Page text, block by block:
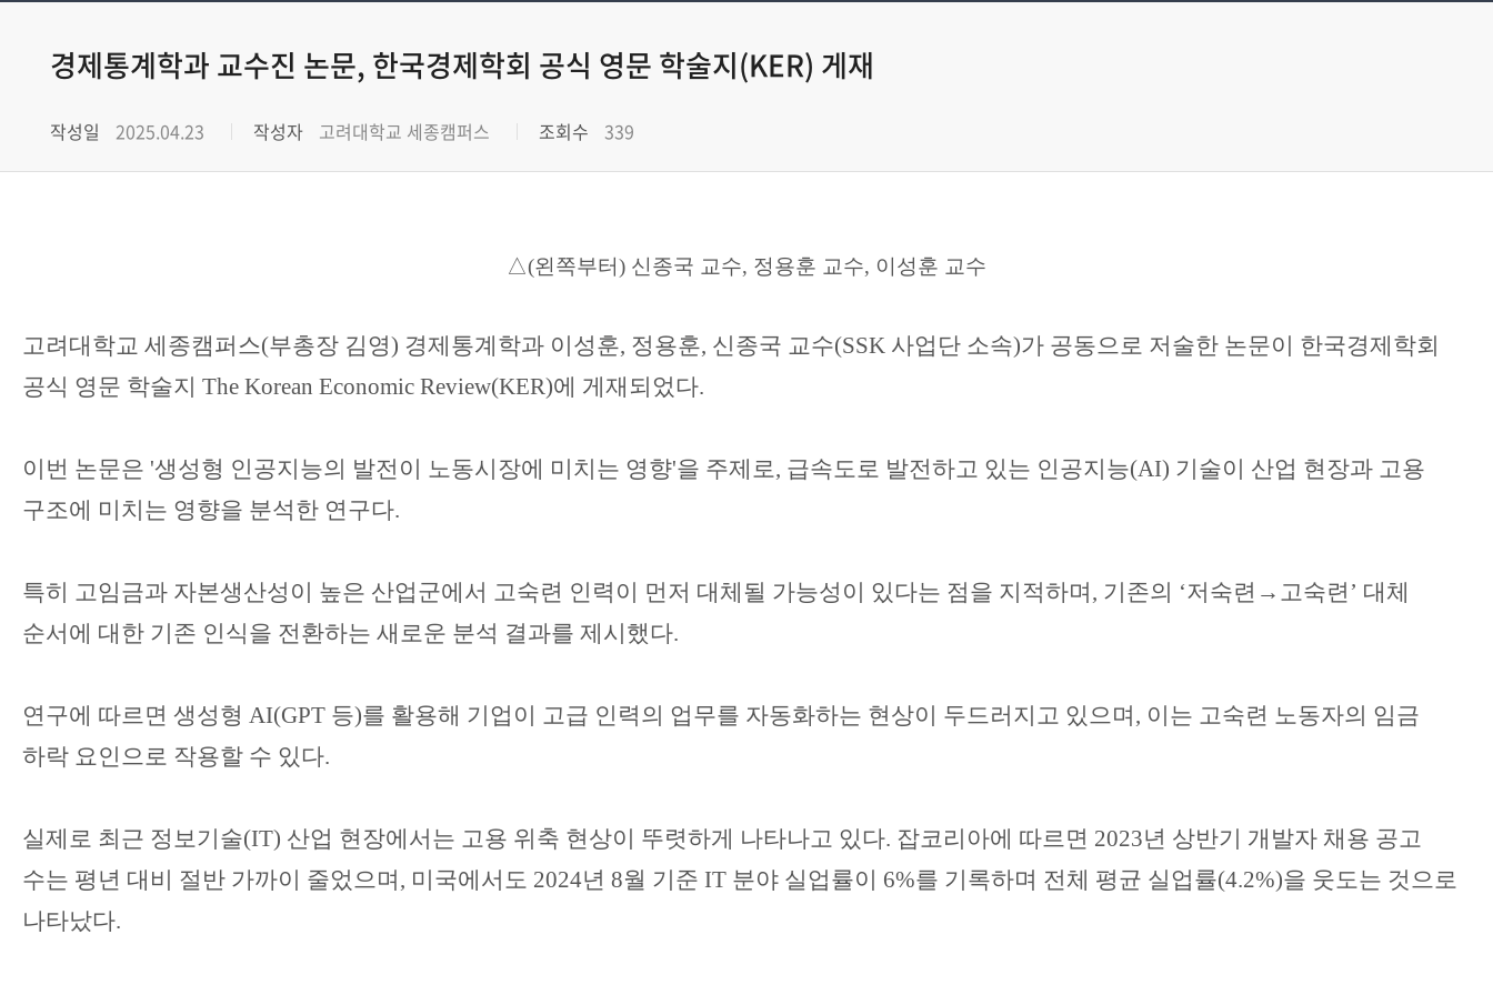
경제통계학과 교수진 논문, 한국경제학회 공식 영문 학술지(KER) 게재
작성일 2025.04.23 작성자 고려대학교 세종캠퍼스 조회수 339
△(왼쪽부터) 신종국 교수, 정용훈 교수, 이성훈 교수
고려대학교 세종캠퍼스(부총장 김영) 경제통계학과 이성훈, 정용훈, 신종국 교수(SSK 사업단 소속)가 공동으로 저술한 논문이 한국경제학회
공식 영문 학술지 The Korean Economic Review(KER)에 게재되었다.
이번 논문은 '생성형 인공지능의 발전이 노동시장에 미치는 영향'을 주제로, 급속도로 발전하고 있는 인공지능(AI) 기술이 산업 현장과 고용
구조에 미치는 영향을 분석한 연구다.
특히 고임금과 자본생산성이 높은 산업군에서 고숙련 인력이 먼저 대체될 가능성이 있다는 점을 지적하며 , 기존의 ‘저숙련 → 고숙련 ’ 대체
순서에 대한 기존 인식을 전환하는 새로운 분석 결과를 제시했다.
연구에 따르면 생성형 AI(GPT 등)를 활용해 기업이 고급 인력의 업무를 자동화하는 현상이 두드러지고 있으며 , 이는 고숙련 노동자의 임금
하락 요인으로 작용할 수 있다.
실제로 최근 정보기술(IT) 산업 현장에서는 고용 위축 현상이 뚜렷하게 나타나고 있다. 잡코리아에 따르면 2023년 상반기 개발자 채용 공고
수는 평년 대비 절반 가까이 줄었으며 , 미국에서도 2024년 8월 기준 IT 분야 실업률이 6%를 기록하며 전체 평균 실업률(4.2%)을 웃도는 것으로
나타났다.